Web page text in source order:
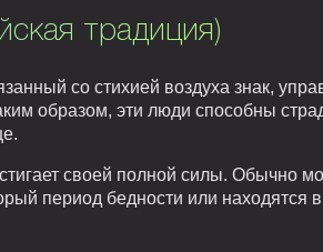
традиция)
со стихией воздуха знак,
образом, эти люди способны
своей полной силы. Обычно
период бедности или находятся